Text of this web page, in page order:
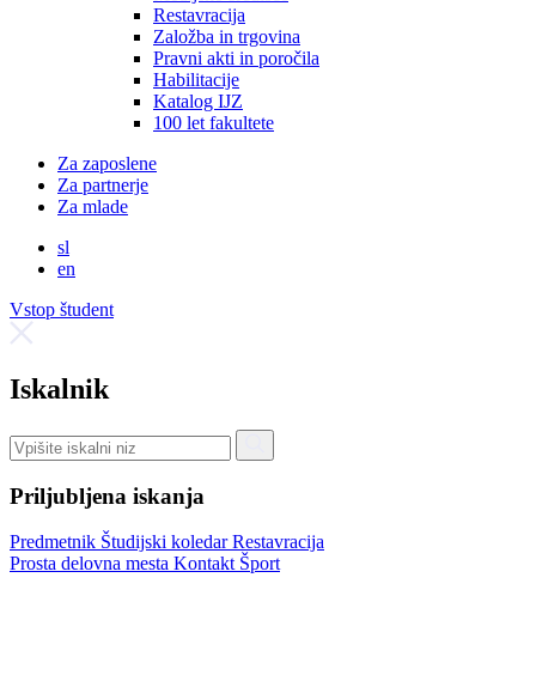
Restavracija
Založba in trgovina
Pravni akti in poročila
Habilitacije
Katalog IJZ
100 let fakultete
Za zaposlene
Za partnerje
Za mlade
sl
en
Vstop študent
Iskalnik
Priljubljena iskanja
Predmetnik Študijski koledarRestavracija
Prosta delovna mesta Kontakt Šport